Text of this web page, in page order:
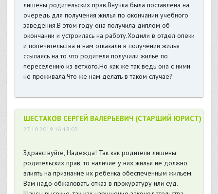
лишены родительских прав.Внучка была поставлена на
очередь для получения жилья по окончании учебного
заведения.В этом году она получила диплом об
окончании и устроилась на работу.Ходили в отдел опеки
и попечительства и нам отказали в получении жилья
ссылаясь на то что родители получили жилье по
переселению из ветхого.Но как же так ведь она с ними
не проживала.Что же нам делать в таком случае?
ШЕСТАКОВ СЕРГЕЙ ВАЛЕРЬЕВИЧ (СТАРШИЙ ЮРИСТ)
27.10.2019 16:18:03
Здравствуйте, Надежда! Так как родители лишены
родительских прав, то наличие у них жилья не должно
влиять на признание их ребенка обеспеченным жильем.
Вам надо обжаловать отказ в прокуратуру или суд.